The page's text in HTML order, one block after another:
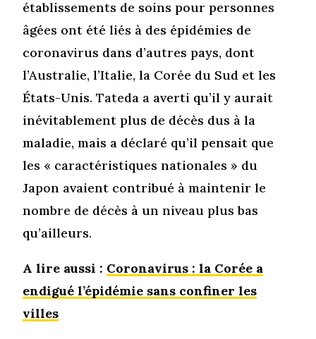
établissements de soins pour personnes
âgées ont été liés à des épidémies de
coronavirus dans d’autres pays, dont
l’Australie, l’Italie, la Corée du Sud et les
États-Unis. Tateda a averti qu’il y aurait
inévitablement plus de décès dus à la
maladie, mais a déclaré qu’il pensait que
les « caractéristiques nationales » du
Japon avaient contribué à maintenir le
nombre de décès à un niveau plus bas
qu’ailleurs.
A lire aussi : Coronavirus : la Corée a
endigué l’épidémie sans confiner les
villes